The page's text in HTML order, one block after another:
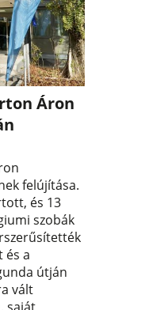
Áron
felújítása.
és 13
szobák
és a
útján
vált